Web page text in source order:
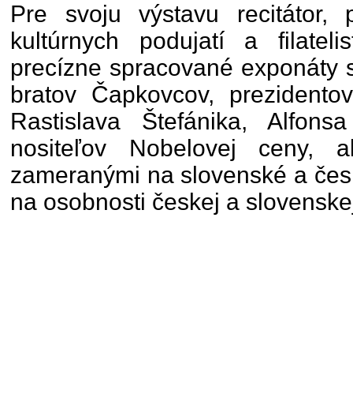
Pre svoju výstavu recitátor,
kultúrnych podujatí a
precízne spracované exponáty
bratov Čapkovcov,
Rastislava Štefánika,
nositeľov Nobelovej ceny,
zameranými na slovenské a
na osobnosti českej a